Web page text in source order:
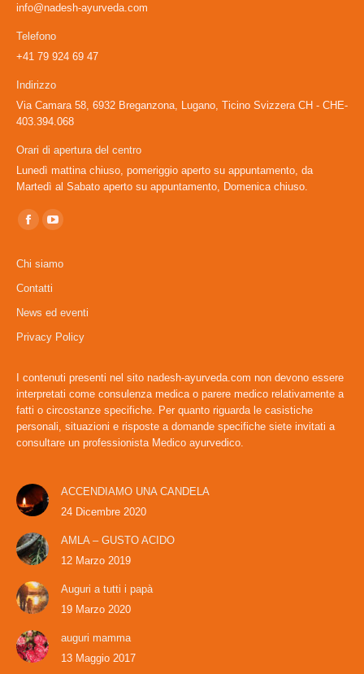
info@nadesh-ayurveda.com
Telefono
+41 79 924 69 47
Indirizzo
Via Camara 58, 6932 Breganzona, Lugano, Ticino Svizzera CH - CHE-
403.394.068
Orari di apertura del centro
Lunedì mattina chiuso, pomeriggio aperto su appuntamento, da
Martedì al Sabato aperto su appuntamento, Domenica chiuso.
Ci puoi trovare su:
Facebook
opens
in
new
window
YouTube
opens
in
new
window
Chi siamo
Contatti
News ed eventi
Privacy Policy
I contenuti presenti nel sito nadesh-ayurveda.com non devono essere
interpretati come consulenza medica o parere medico relativamente a
fatti o circostanze specifiche. Per quanto riguarda le casistiche
personali, situazioni e risposte a domande specifiche siete invitati a
consultare un professionista Medico ayurvedico.
ACCENDIAMO UNA CANDELA
24 Dicembre 2020
AMLA – GUSTO ACIDO
12 Marzo 2019
Auguri a tutti i papà
19 Marzo 2020
auguri mamma
13 Maggio 2017